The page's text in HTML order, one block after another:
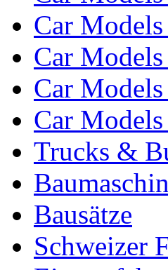
Car
Car
Car
Car
Trucks &
Bausätze
Schweizer